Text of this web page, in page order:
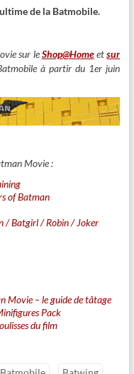
de la Batmobile.
sur leShop@Homeetsur
à partir du 1er juin
Movie :
of Batman
/ Batgirl / Robin / Joker
Movie – le guide de tâtage
Pack
du film